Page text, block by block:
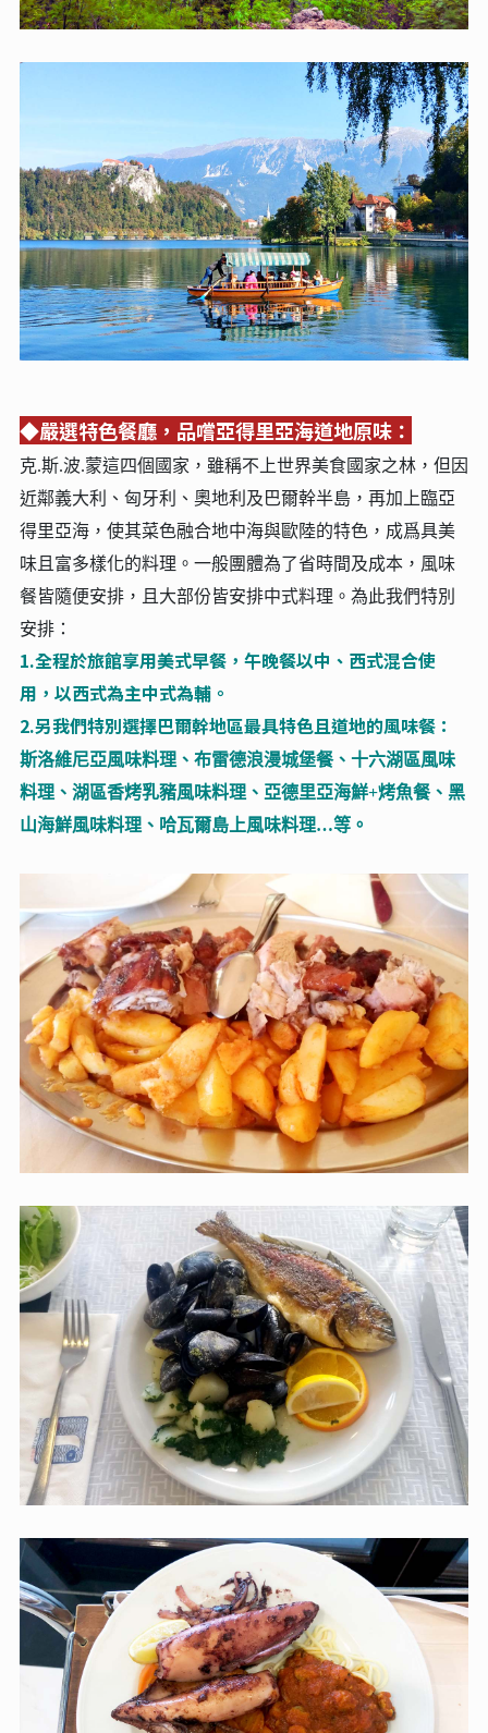
◆嚴選特色餐廳，品嚐亞得里亞海道地原味：
克.斯.波.蒙這四個國家，雖稱不上世界美食國家之林，但因
近鄰義大利、匈牙利、奧地利及巴爾幹半島，再加上臨亞
得里亞海，使其菜色融合地中海與歐陸的特色，成爲具美
味且富多樣化的料理。一般團體為了省時間及成本，風味
餐皆隨便安排，且大部份皆安排中式料理。為此我們特別
安排：
1.全程於旅館享用美式早餐，午晚餐以中、西式混合使
用，以西式為主中式為輔。
2.另我們特別選擇巴爾幹地區最具特色且道地的風味餐：
斯洛維尼亞風味料理、布雷德浪漫城堡餐、十六湖區風味
料理、湖區香烤乳豬風味料理、亞德里亞海鮮+烤魚餐、黑
山海鮮風味料理、哈瓦爾島上風味料理…等。